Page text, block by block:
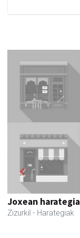
Joxean harategia
Zizurkil - Harategiak
Previous